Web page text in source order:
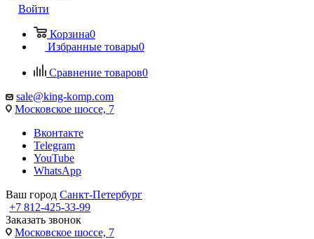
Войти
Корзина0
Избранные товары0
Сравнение товаров0
sale@king-komp.com
Московское шоссе, 7
Вконтакте
Telegram
YouTube
WhatsApp
Ваш город Санкт-Петербург
+7 812-425-33-99
Заказать звонок
Московское шоссе, 7